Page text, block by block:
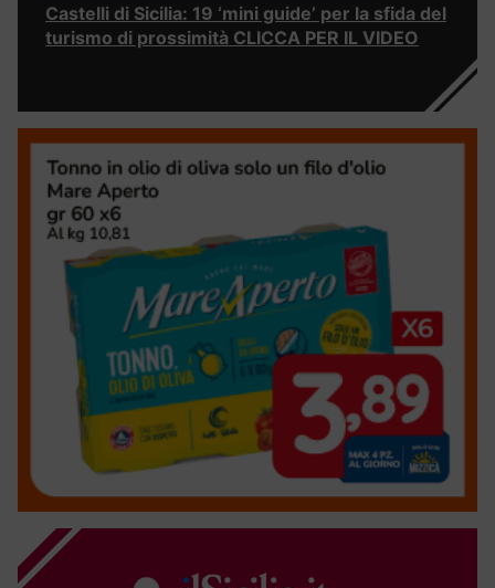
Castelli di Sicilia: 19 ‘mini guide’ per la sfida del
turismo di prossimità CLICCA PER IL VIDEO